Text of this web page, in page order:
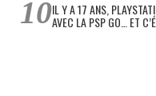
IL Y A 17 ANS,
AVEC LA PSP GO… ET